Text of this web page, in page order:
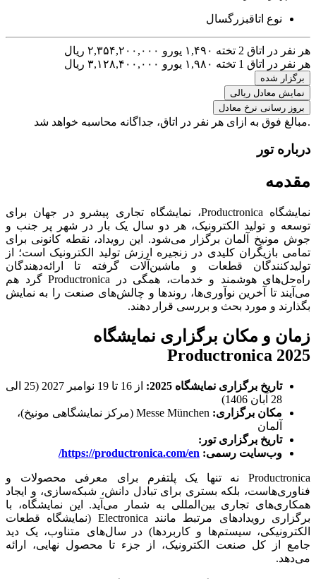
نوع اتاقبزرگسال
هر نفر در اتاق 2 تخته ۱,۴۹۰ یورو
۲,۳۵۴,۲۰۰,۰۰۰ ریال
هر نفر در اتاق 1 تخته
۱,۹۸۰ یورو ۳,۱۲۸,۴۰۰,۰۰۰ ریال
برگزار شده
نمایش معادل ریالی
بروز رسانی نرخ معادل
.مبالغ فوق به ازای هر نفر در اتاق، جداگانه محاسبه خواهد شد
درباره تور
مقدمه
نمایشگاه Productronica، نمایشگاه تجاری پیشرو در جهان برای
توسعه و تولید الکترونیک، هر دو سال یک بار در شهر پر جنب و
جوش مونیخ آلمان برگزار می‌شود. این رویداد، نقطه کانونی برای
تمامی بازیگران کلیدی در زنجیره ارزش تولید الکترونیک است؛ از
تولیدکنندگان قطعات و ماشین‌آلات گرفته تا ارائه‌دهندگان
راه‌حل‌های هوشمند و خدمات، همگی در Productronica گرد هم
می‌آیند تا آخرین نوآوری‌ها، روندها و چالش‌های صنعت را به نمایش
بگذارند و مورد بحث و بررسی قرار دهند.
زمان و مکان برگزاری نمایشگاه
Productronica 2025
تاریخ برگزاری نمایشگاه 2025:
از 16 تا 19 نوامبر 2027 (25 الی
28 آبان 1406)
مکان برگزاری:
Messe München (مرکز نمایشگاهی مونیخ)،
آلمان
تاریخ برگزاری تور:
وب‌سایت رسمی: https://productronica.com/en/
Productronica نه تنها یک پلتفرم برای معرفی محصولات و
فناوری‌هاست، بلکه بستری برای تبادل دانش، شبکه‌سازی، و ایجاد
همکاری‌های تجاری بین‌المللی به شمار می‌آید. این نمایشگاه، با
برگزاری رویدادهای مرتبط مانند Electronica (نمایشگاه قطعات
الکترونیکی، سیستم‌ها و کاربردها) در سال‌های متناوب، یک دید
جامع از کل صنعت الکترونیک، از جزء تا محصول نهایی، ارائه
می‌دهد.